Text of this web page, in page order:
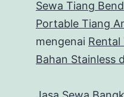
Sewa Tiang
Portable Tiang
mengenai Rental
Bahan Stainless